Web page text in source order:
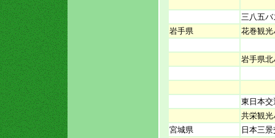
三八五バ
岩手県
花巻観光
岩手県北
東日本交
共栄観光
宮城県
日本三